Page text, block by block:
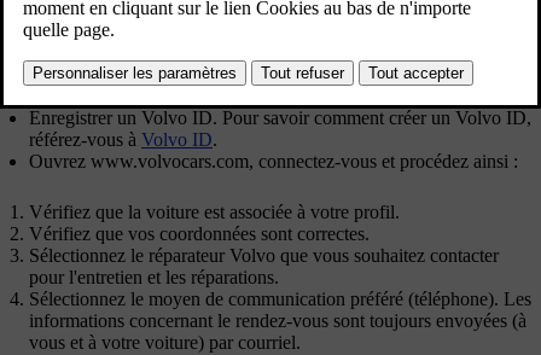
Avant de pouvoir utiliser le service
Volvo ID et mon profil
Enregistrer un Volvo ID. Pour savoir comment créer un Volvo ID,
référez-vous à Volvo ID.
Ouvrez www.volvocars.com, connectez-vous et procédez ainsi :
Vérifiez que la voiture est associée à votre profil.
Vérifiez que vos coordonnées sont correctes.
Sélectionnez le réparateur Volvo que vous souhaitez contacter
pour l'entretien et les réparations.
Sélectionnez le moyen de communication préféré (téléphone). Les
informations concernant le rendez-vous sont toujours envoyées (à
vous et à votre voiture) par courriel.